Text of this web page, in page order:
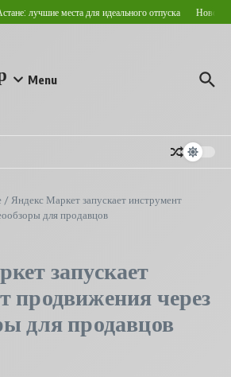
лучшие места для идеального отпуска
Menu
/ Яндекс Маркет запускает инструмент
для продавцов
запускает
продвижения через
для продавцов